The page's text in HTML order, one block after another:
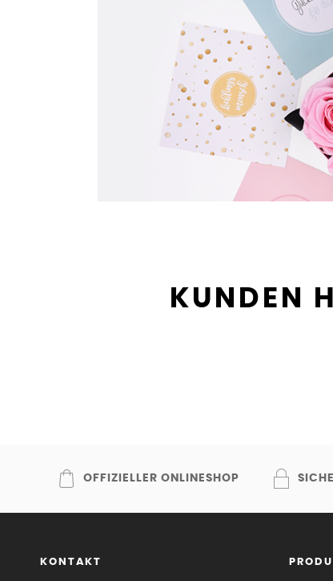
KUNDEN
OFFIZIELLER ONLINESHOP
KONTAKT